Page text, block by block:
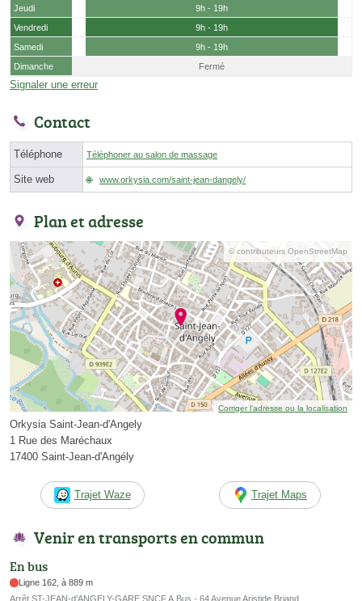
Jeudi
9h - 19h
Vendredi
9h - 19h
Samedi
9h - 19h
Dimanche
Fermé
Signaler une erreur
Contact
Téléphone Téléphoner au salon de massage
Site web www.orkysia.com/saint-jean-dangely/
Plan et adresse
© contributeurs OpenStreetMap
Corriger l’adresse ou la localisation
Orkysia Saint-Jean-d'Angely
1 Rue des Maréchaux
17400 Saint-Jean-d'Angély
Trajet Waze Trajet Maps
Venir en transports en commun
En bus
Ligne 162, à 889 m
Arrêt ST-JEAN-d'ANGELY-GARE SNCF A.Bus - 64 Avenue Aristide Briand